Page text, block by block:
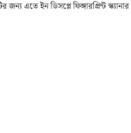
এতে ইন ডিসপ্লে ফিঙ্গারপ্রিন্ট স্ক্যানার